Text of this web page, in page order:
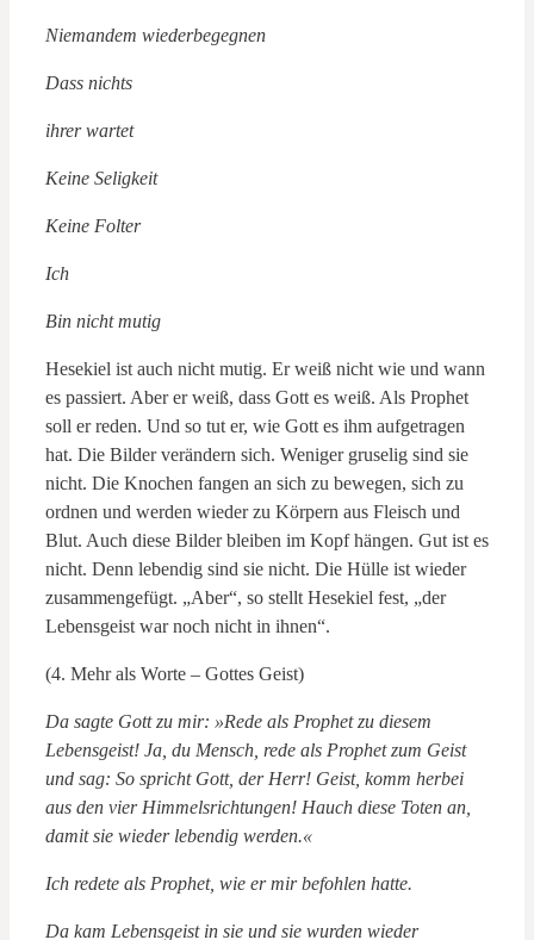
Niemandem wiederbegegnen
Dass nichts
ihrer wartet
Keine Seligkeit
Keine Folter
Ich
Bin nicht mutig
Hesekiel ist auch nicht mutig. Er weiß nicht wie und wann
es passiert. Aber er weiß, dass Gott es weiß. Als Prophet
soll er reden. Und so tut er, wie Gott es ihm aufgetragen
hat. Die Bilder verändern sich. Weniger gruselig sind sie
nicht. Die Knochen fangen an sich zu bewegen, sich zu
ordnen und werden wieder zu Körpern aus Fleisch und
Blut. Auch diese Bilder bleiben im Kopf hängen. Gut ist es
nicht. Denn lebendig sind sie nicht. Die Hülle ist wieder
zusammengefügt. „Aber“, so stellt Hesekiel fest, „der
Lebensgeist war noch nicht in ihnen“.
(4. Mehr als Worte – Gottes Geist)
Da sagte Gott zu mir: »Rede als Prophet zu diesem
Lebensgeist! Ja, du Mensch, rede als Prophet zum Geist
und sag: So spricht Gott, der Herr! Geist, komm herbei
aus den vier Himmelsrichtungen! Hauch diese Toten an,
damit sie wieder lebendig werden.«
Ich redete als Prophet, wie er mir befohlen hatte.
Da kam Lebensgeist in sie und sie wurden wieder